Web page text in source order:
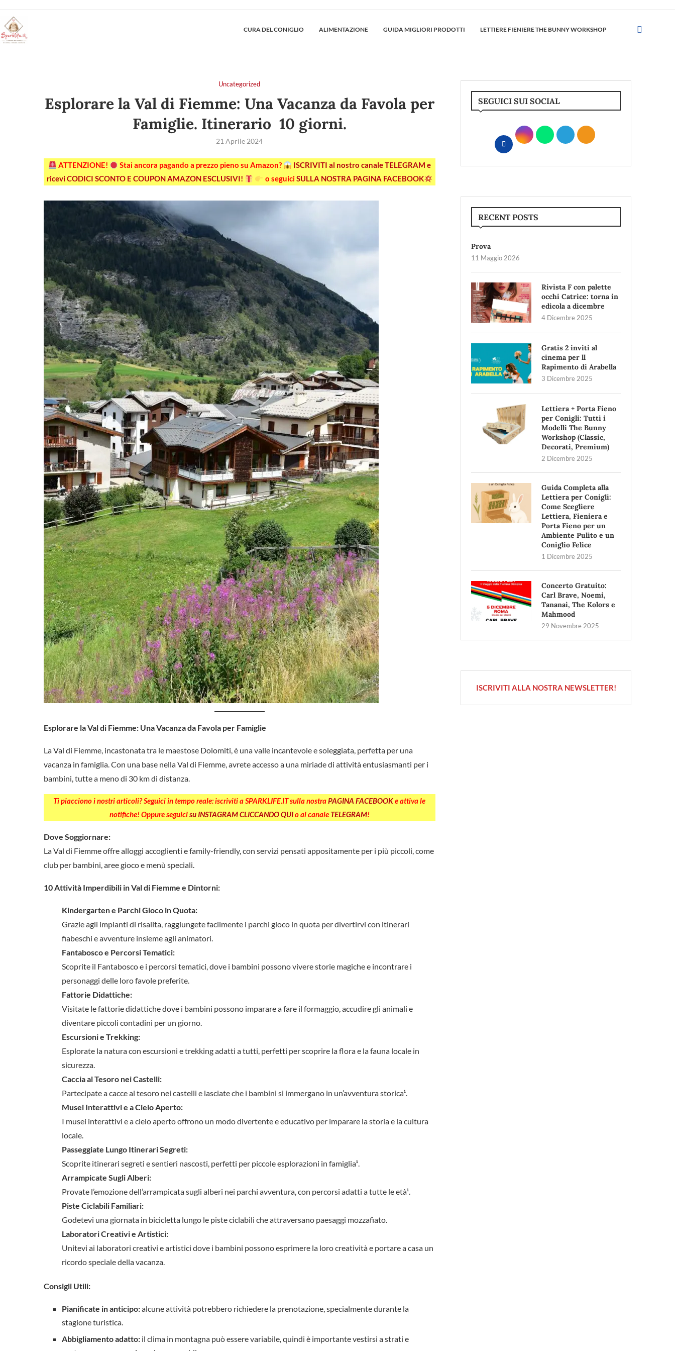
CURA DEL CONIGLIO ALIMENTAZIONE GUIDA MIGLIORI PRODOTTI LETTIERE FIENIERE THE BUNNY WORKSHOP
Uncategorized
Esplorare la Val di Fiemme: Una Vacanza da Favola per
Famiglie. Itinerario 10 giorni.
21 Aprile 2024
ATTENZIONE! Stai ancora pagando a prezzo pieno su Amazon?
ISCRIVITI al nostro canale TELEGRAM e
ricevi CODICI SCONTO E COUPON AMAZON ESCLUSIVI!
o seguiciSULLA NOSTRA PAGINA FACEBOOK
Esplorare la Val di Fiemme: Una Vacanza da Favola per Famiglie
La Val di Fiemme, incastonata tra le maestose Dolomiti, è una valle incantevole e soleggiata, perfetta per una
vacanza in famiglia. Con una base nella Val di Fiemme, avrete accesso a una miriade di attività entusiasmanti per i
bambini, tutte a meno di 30 km di distanza.
Ti piacciono i nostri articoli? Seguici in tempo reale: iscriviti a SPARKLIFE.IT sulla nostraPAGINA FACEBOOKe attiva le
notifiche! Oppure seguicisu INSTAGRAM CLICCANDO QUIo al canale TELEGRAM!
Dove Soggiornare:
La Val di Fiemme offre alloggi accoglienti e family-friendly, con servizi pensati appositamente per i più piccoli, come
club per bambini, aree gioco e menù speciali.
10 Attività Imperdibili in Val di Fiemme e Dintorni:
Kindergarten e Parchi Gioco in Quota:
Grazie agli impianti di risalita, raggiungete facilmente i parchi gioco in quota per divertirvi con itinerari
fiabeschi e avventure insieme agli animatori.
Fantabosco e Percorsi Tematici:
Scoprite il Fantabosco e i percorsi tematici, dove i bambini possono vivere storie magiche e incontrare i
personaggi delle loro favole preferite.
Fattorie Didattiche:
Visitate le fattorie didattiche dove i bambini possono imparare a fare il formaggio, accudire gli animali e
diventare piccoli contadini per un giorno.
Escursioni e Trekking:
Esplorate la natura con escursioni e trekking adatti a tutti, perfetti per scoprire la flora e la fauna locale in
sicurezza.
Caccia al Tesoro nei Castelli:
Partecipate a cacce al tesoro nei castelli e lasciate che i bambini si immergano in un’avventura storica¹.
Musei Interattivi e a Cielo Aperto:
I musei interattivi e a cielo aperto offrono un modo divertente e educativo per imparare la storia e la cultura
locale.
Passeggiate Lungo Itinerari Segreti:
Scoprite itinerari segreti e sentieri nascosti, perfetti per piccole esplorazioni in famiglia¹.
Arrampicate Sugli Alberi:
Provate l’emozione dell’arrampicata sugli alberi nei parchi avventura, con percorsi adatti a tutte le età¹.
Piste Ciclabili Familiari:
Godetevi una giornata in bicicletta lungo le piste ciclabili che attraversano paesaggi mozzafiato.
Laboratori Creativi e Artistici:
Unitevi ai laboratori creativi e artistici dove i bambini possono esprimere la loro creatività e portare a casa un
ricordo speciale della vacanza.
Consigli Utili:
Pianificate in anticipo:alcune attività potrebbero richiedere la prenotazione, specialmente durante la
stagione turistica.
Abbigliamento adatto: il clima in montagna può essere variabile, quindi è importante vestirsi a strati e
SEGUICI SUI SOCIAL
RECENT POSTS
Prova
11 Maggio 2026
Rivista F con palette
occhi Catrice: torna in
edicola a dicembre
4 Dicembre 2025
Gratis 2 inviti al
cinema per ll
Rapimento di Arabella
3 Dicembre 2025
Lettiera + Porta Fieno
per Conigli: Tutti i
Modelli The Bunny
Workshop (Classic,
Decorati, Premium)
2 Dicembre 2025
Guida Completa alla
Lettiera per Conigli:
Come Scegliere
Lettiera, Fieniera e
Porta Fieno per un
Ambiente Pulito e un
Coniglio Felice
1 Dicembre 2025
Concerto Gratuito:
Carl Brave, Noemi,
Tananai, The Kolors e
Mahmood
29 Novembre 2025
ISCRIVITI ALLA NOSTRA NEWSLETTER!